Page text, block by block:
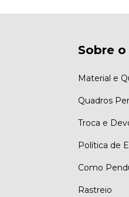
Sobre
Material e
Quadros
Troca e
Política de
Como
Rastreio